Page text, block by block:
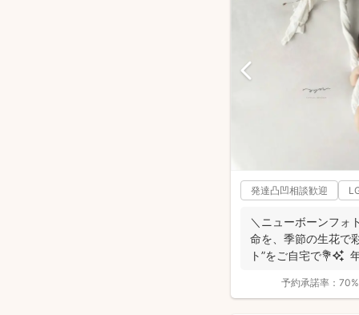
発達凸凹相談歓迎
＼ニューボーンフォト歴7年／ 生
命を、季節の生花で彩る “アートニューボ
ト”をご自宅で💐✨
予約承諾率： 70%